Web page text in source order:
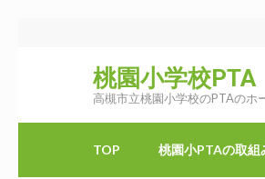
ツ
桃園小学校PTA
高槻市立桃園小学校のPTAのホ
TOP 桃園小PTAの取組